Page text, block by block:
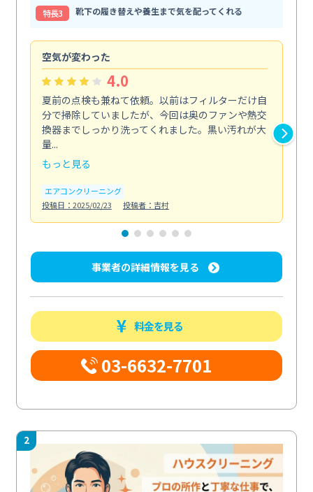
特⻑3
靴下の履き替えや養生まで気を配ってくれる
空気が変わった
4.0
夏前の点検も兼ねて依頼。以前はフィルターだけ自
分で掃除していましたが、今回は奥のファンや熱交
換器までしっかり洗ってくれました。黒い汚れが大
量...
もっと見る
エアコンクリーニング
投稿日：2025/02/23
投稿者：吉村
事業者の詳細情報を見る
料金を見る
03-6632-7701
2